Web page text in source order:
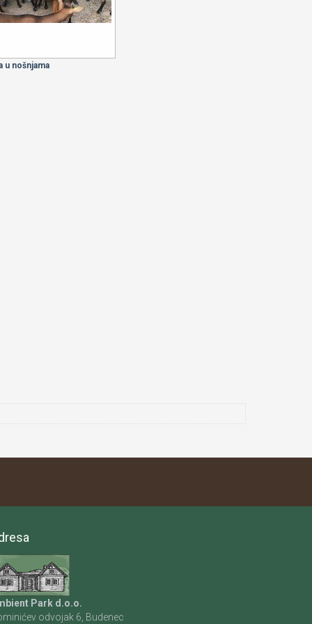
u nošnjama
Park d.o.o.
odvojak 6, Budenec